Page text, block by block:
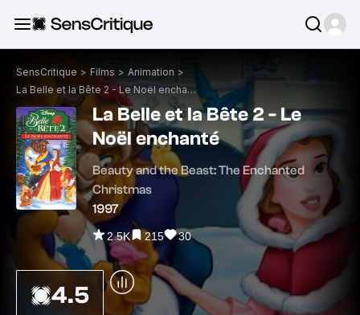
SensCritique > Films > Animation >
La Belle et la Bête 2 - Le Noël enchanté
La Belle et la Bête 2 - Le
Noël enchanté
Beauty and the Beast: The Enchanted
Christmas
1997
2.5K 215 30
4.5